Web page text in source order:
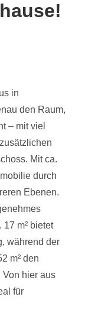
in
den Raum,
– mit viel
Mit ca.
durch
Ebenen.
m² bietet
während der
m² den
Von hier aus
für